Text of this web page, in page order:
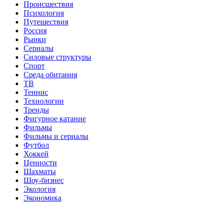
Происшествия
Психология
Путешествия
Россия
Рынки
Сериалы
Силовые структуры
Спорт
Среда обитания
ТВ
Теннис
Технологии
Тренды
Фигурное катание
Фильмы
Фильмы и сериалы
Футбол
Хоккей
Ценности
Шахматы
Шоу-бизнес
Экология
Экономика